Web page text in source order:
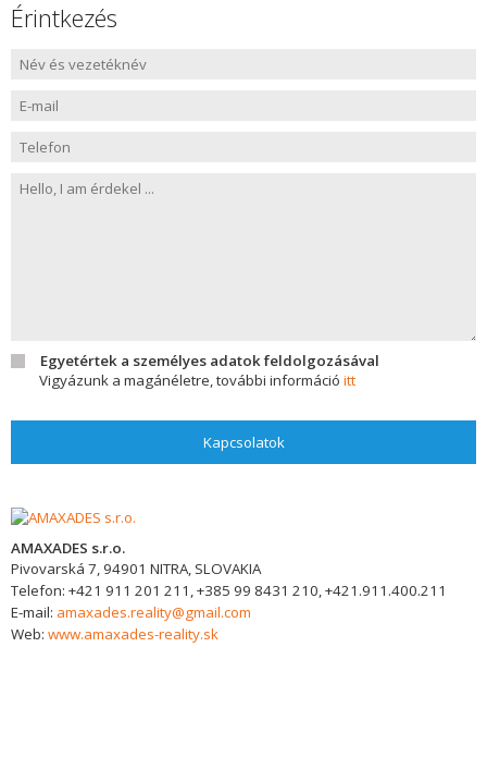
Érintkezés
Egyetértek a személyes adatok feldolgozásával
Vigyázunk a magánéletre, további információ itt
Kapcsolatok
AMAXADES s.r.o.
Pivovarská 7,94901 NITRA, SLOVAKIA
Telefon: +421 911 201 211, +385 99 8431 210, +421.911.400.211
E-mail: amaxades.reality@gmail.com
Web: www.amaxades-reality.sk